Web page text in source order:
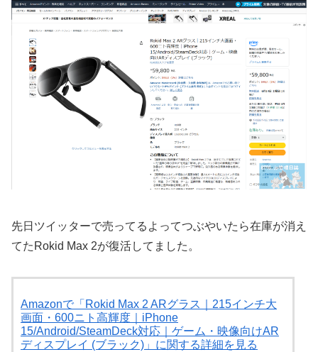
先日ツイッターで売ってるよってつぶやいたら在庫が消え
てたRokid Max 2が復活してました。
Amazonで「Rokid Max 2 ARグラス｜215インチ大
画面・600ニト高輝度｜iPhone
15/Android/SteamDeck対応｜ゲーム・映像向けAR
ディスプレイ (ブラック)」に関する詳細を見る